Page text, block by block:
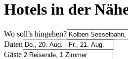
Hotels in der
Wo soll’s hingehen?
Daten
Gäste